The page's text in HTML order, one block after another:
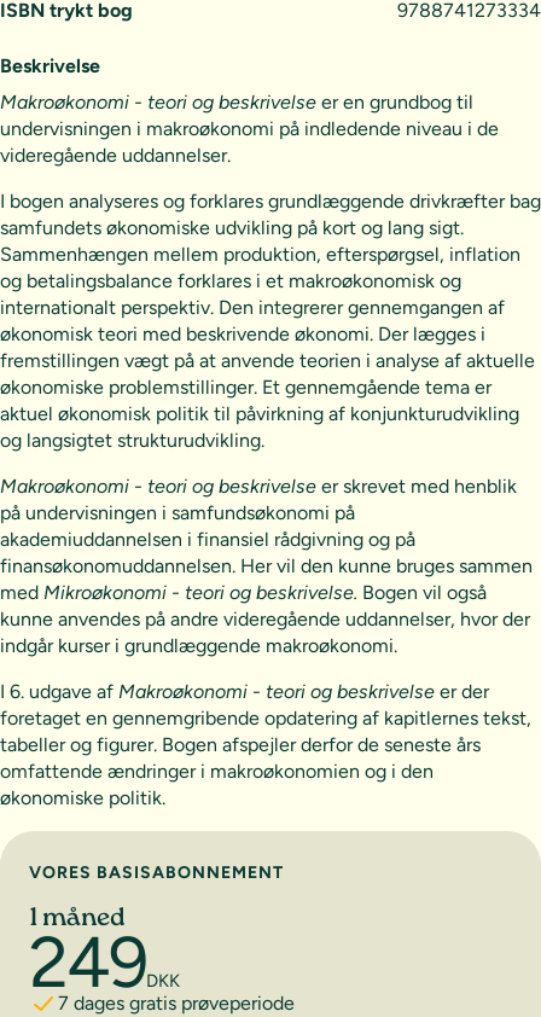
ISBN trykt bog
9788741273334
Beskrivelse
Makroøkonomi - teori og beskrivelse er en grundbog til
undervisningen i makroøkonomi på indledende niveau i de
videregående uddannelser.
I bogen analyseres og forklares grundlæggende drivkræfter bag
samfundets økonomiske udvikling på kort og lang sigt.
Sammenhængen mellem produktion, efterspørgsel, inflation
og betalingsbalance forklares i et makroøkonomisk og
internationalt perspektiv. Den integrerer gennemgangen af
økonomisk teori med beskrivende økonomi. Der lægges i
fremstillingen vægt på at anvende teorien i analyse af aktuelle
økonomiske problemstillinger. Et gennemgående tema er
aktuel økonomisk politik til påvirkning af konjunkturudvikling
og langsigtet strukturudvikling.
Makroøkonomi - teori og beskrivelse er skrevet med henblik
på undervisningen i samfundsøkonomi på
akademiuddannelsen i finansiel rådgivning og på
finansøkonomuddannelsen. Her vil den kunne bruges sammen
med Mikroøkonomi - teori og beskrivelse. Bogen vil også
kunne anvendes på andre videregående uddannelser, hvor der
indgår kurser i grundlæggende makroøkonomi.
I 6. udgave af Makroøkonomi - teori og beskrivelse er der
foretaget en gennemgribende opdatering af kapitlernes tekst,
tabeller og figurer. Bogen afspejler derfor de seneste års
omfattende ændringer i makroøkonomien og i den
økonomiske politik.
Vælg abonnement
VORES BASISABONNEMENT
1 måned
249DKK
7 dages gratis prøveperiode